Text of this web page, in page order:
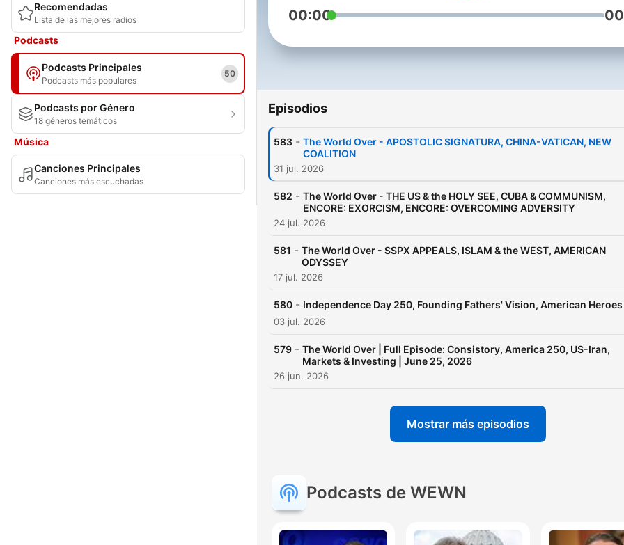
Recomendadas
Lista de las mejores radios
Podcasts
Podcasts Principales
Podcasts más populares
50
Podcasts por Género
18 géneros temáticos
Música
Canciones Principales
Canciones más escuchadas
00:00
Episodios
583 - The World Over - APOSTOLIC SIGNATURA, CHINA-VATICAN, NEW
COALITION
31 jul. 2026
582 - The World Over - THE US & the HOLY SEE, CUBA & COMMUNISM,
ENCORE: EXORCISM, ENCORE: OVERCOMING ADVERSITY
24 jul. 2026
581 - The World Over - SSPX APPEALS, ISLAM & the WEST, AMERICAN
ODYSSEY
17 jul. 2026
580 - Independence Day 250, Founding Fathers' Vision, American Heroes
03 jul. 2026
579 - The World Over | Full Episode: Consistory, America 250, US-Iran,
Markets & Investing | June 25, 2026
26 jun. 2026
Mostrar más episodios
Podcasts de WEWN